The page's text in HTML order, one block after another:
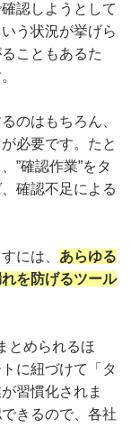
認しようとして
う状況が挙げら
こともあるた
のはもちろん、
必要です。たと
”確認作業”をタ
確認不足による
には、 あらゆる
を防げるツール
とめられるほ
に紐づけて「タ
習慣化されま
きるので、各社